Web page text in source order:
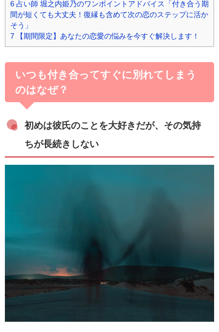
6 占い師 堀之内姫乃のワンポイントアドバイス「付き合う期
間が短くても大丈夫！復縁も含めて次の恋のステップに活か
そう」
7 【期間限定】あなたの恋愛の悩みを今すぐ解決します！
いつも付き合ってすぐに別れてしまう
のはなぜ？
初めは彼氏のことを大好きだが、その気持
ちが長続きしない